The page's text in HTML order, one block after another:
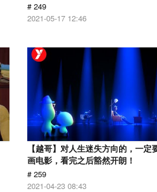
# 249
2021-05-17 12:46
【越哥】对人生迷失方向的，一定
画电影，看完之后豁然开朗！
# 259
2021-04-23 08:43